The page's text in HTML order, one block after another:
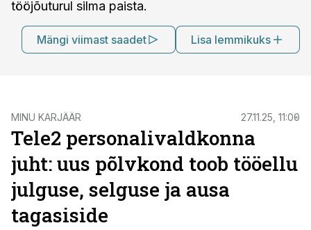
tööjõuturul silma paista.
Mängi viimast saadet Lisa lemmikuks
ST
MINU KARJÄÄR 27.11.25, 11:00
Tele2 personalivaldkonna
juht: uus põlvkond toob tööellu
julguse, selguse ja ausa
tagasiside